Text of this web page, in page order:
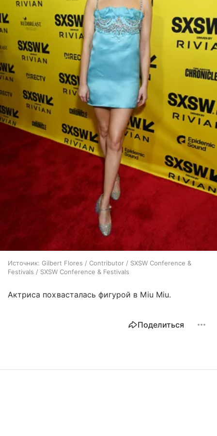
Источник: Gilbert Flores / Contributor / SXSW Conference &
Festivals / SXSW Conference & Festivals
Актриса похвасталась фигурой в Miu Miu.
Поделиться